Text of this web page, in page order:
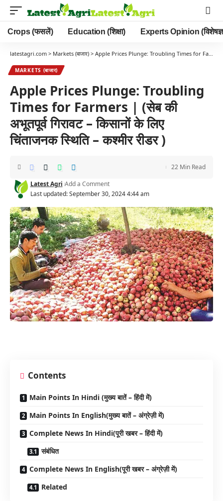
Crops (फसलें) Education (शिक्षा) Experts Opinion (विशेषज्ञ
latestagri.com > Markets (बाजार) > Apple Prices Plunge: Troubling Times for Farmers | (सेब की अभूतपूर्व गिरावट – किसानों के लिए चिंताजनक स्थिति – कश्मीर रीडर )
MARKETS (बाजार)
Apple Prices Plunge: Troubling
Times for Farmers | (सेब की
अभूतपूर्व गिरावट – किसानों के लिए
चिंताजनक स्थिति – कश्मीर रीडर )
Last updated: September 30, 2024 4:44 am
Latest Agri Add a Comment
22 Min Read
Contents
Main Points In Hindi (मुख्य बातें – हिंदी में)
Main Points In English(मुख्य बातें – अंग्रेज़ी में)
Complete News In Hindi(पूरी खबर – हिंदी में)
संबंधित
Complete News In English(पूरी खबर – अंग्रेज़ी में)
Related